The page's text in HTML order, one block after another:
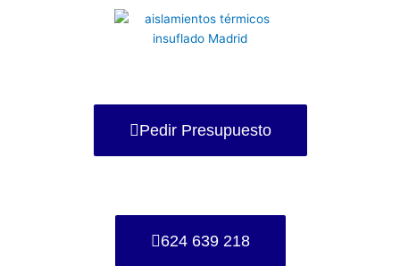
Pedir Presupuesto
624 639 218